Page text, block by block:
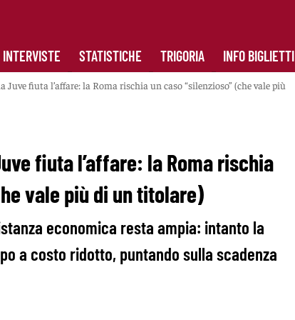
INTERVISTE STATISTICHE TRIGORIA INFO BIGLIETTI
Juve fiuta l’affare: la Roma rischia un caso “silenzioso” (che vale più
fiuta l’affare: la Roma rischia
vale più di un titolare)
economica resta ampia: intanto la
a costo ridotto, puntando sulla scadenza